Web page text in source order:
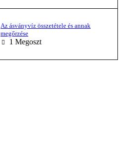
Az ásványvíz összetétele és annak
megőrzése
1 Megoszt